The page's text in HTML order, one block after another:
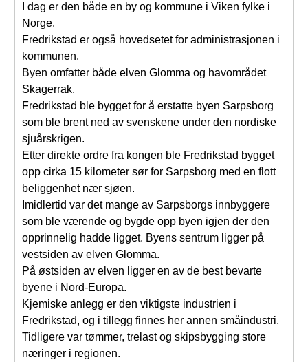
I dag er den både en by og kommune i Viken fylke i
Norge.
Fredrikstad er også hovedsetet for administrasjonen i
kommunen.
Byen omfatter både elven Glomma og havområdet
Skagerrak.
Fredrikstad ble bygget for å erstatte byen Sarpsborg
som ble brent ned av svenskene under den nordiske
sjuårskrigen.
Etter direkte ordre fra kongen ble Fredrikstad bygget
opp cirka 15 kilometer sør for Sarpsborg med en flott
beliggenhet nær sjøen.
Imidlertid var det mange av Sarpsborgs innbyggere
som ble værende og bygde opp byen igjen der den
opprinnelig hadde ligget. Byens sentrum ligger på
vestsiden av elven Glomma.
På østsiden av elven ligger en av de best bevarte
byene i Nord-Europa.
Kjemiske anlegg er den viktigste industrien i
Fredrikstad, og i tillegg finnes her annen småindustri.
Tidligere var tømmer, trelast og skipsbygging store
næringer i regionen.